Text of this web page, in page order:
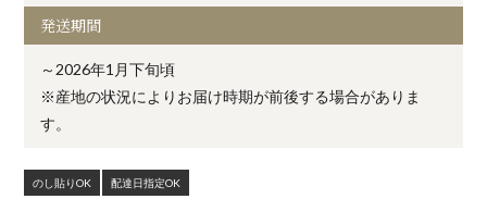
発送期間
～2026年1月下旬頃
※産地の状況によりお届け時期が前後する場合がありま
す。
のし貼りOK 配達日指定OK